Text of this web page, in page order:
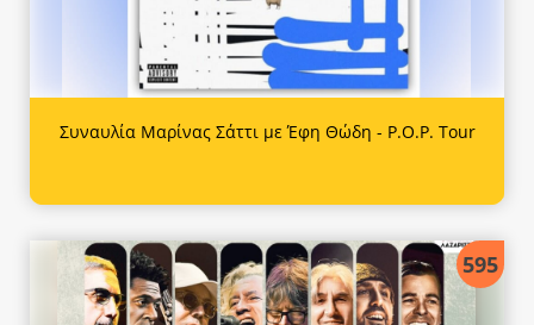
Συναυλία Μαρίνας Σάττι με Έφη Θώδη - P.O.P. Tour
595